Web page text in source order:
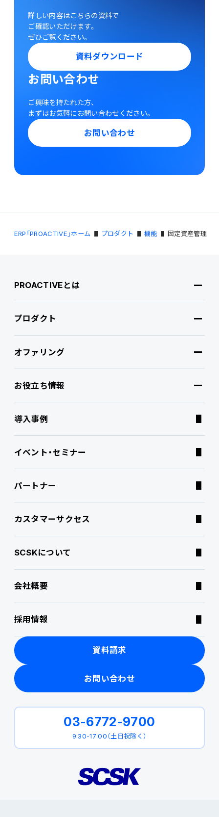
詳しい内容はこちらの資料で
ご確認いただけます。
ぜひご覧ください。
資料ダウンロード
お問い合わせ
ご興味を持たれた方、
まずはお気軽にお問い合わせください。
お問い合わせ
ERP「PROACTIVE」ホーム プロダクト 機能 固定資産管理
資料請求
お問い合わせ
03-6772-9700
9:30-17:00（土日祝除く）
PROACTIVEとは
PROACTIVEとは
特長・選ばれる理由
ブランドコア
PROACTIVE AI
ATWILL Platform
プロダクト
プロダクト
機能
Fit to Standard
Best Practice
連携ソリューション
サポートサービス
オファリング
オファリング
業務特化型オファリング
業界特化型オファリング
経営課題別オファリング
お役立ち情報
お役立ち情報
資料ダウンロード
よくあるご質問
コラム
特集記事
ニュース・トピックス
製品関連動画
導入事例
イベント・セミナー
パートナー
カスタマーサクセス
SCSKについて
会社概要
採用情報